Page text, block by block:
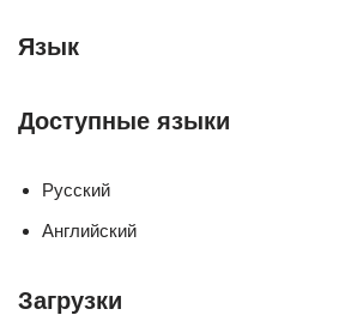
Язык
Доступные языки
Русский
Английский
Загрузки